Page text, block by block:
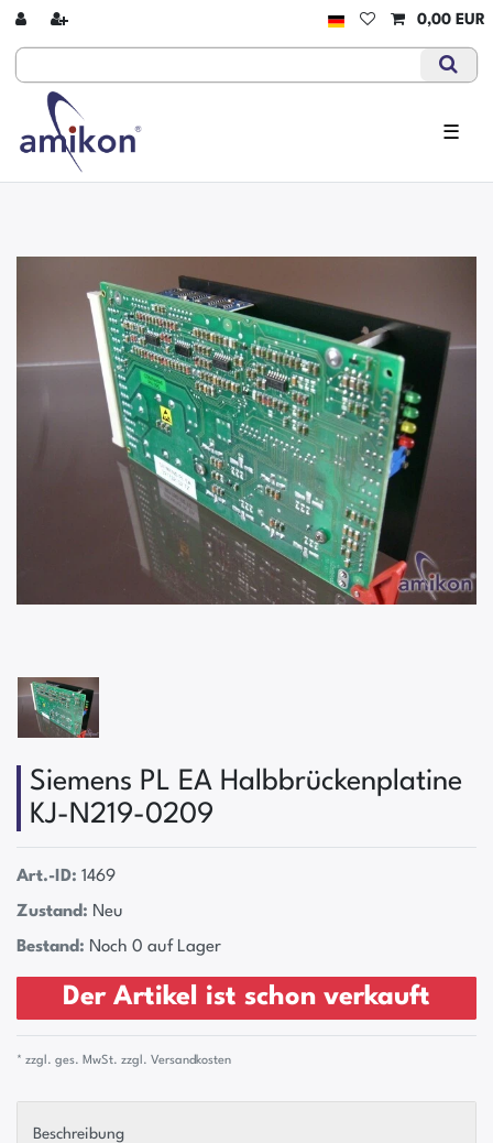
0,00 EUR
☰
Siemens PL EA Halbbrückenplatine
KJ-N219-0209
Art.-ID: 1469
Zustand: Neu
Bestand: Noch 0 auf Lager
Der Artikel ist schon verkauft
* zzgl. ges. MwSt. zzgl. Versandkosten
Beschreibung